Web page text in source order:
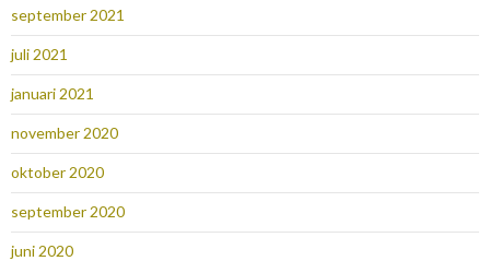
september 2021
juli 2021
januari 2021
november 2020
oktober 2020
september 2020
juni 2020